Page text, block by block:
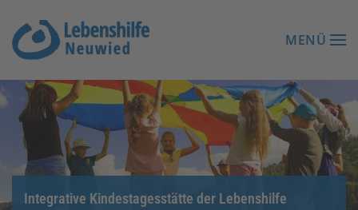
Zum Hauptinhalt springen MENÜ
Integrative Kindestagesstätte der Lebenshilfe